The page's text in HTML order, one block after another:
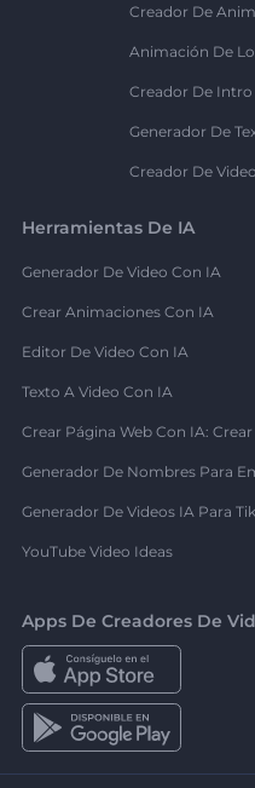
Creador De
Animación De
Creador De Intro
Generador De
Creador De
Herramientas De IA
Generador De Video Con IA
Crear Animaciones Con IA
Editor De Video Con IA
Texto A Video Con IA
Crear Página Web Con IA:
Generador De Nombres Para
Generador De Videos IA Para
YouTube Video Ideas
Apps De Creadores De